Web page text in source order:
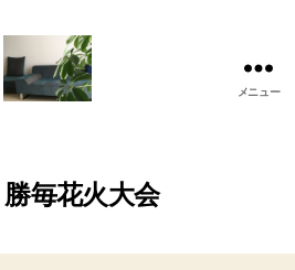
美
(お
も
メニュー
勝毎花火大会